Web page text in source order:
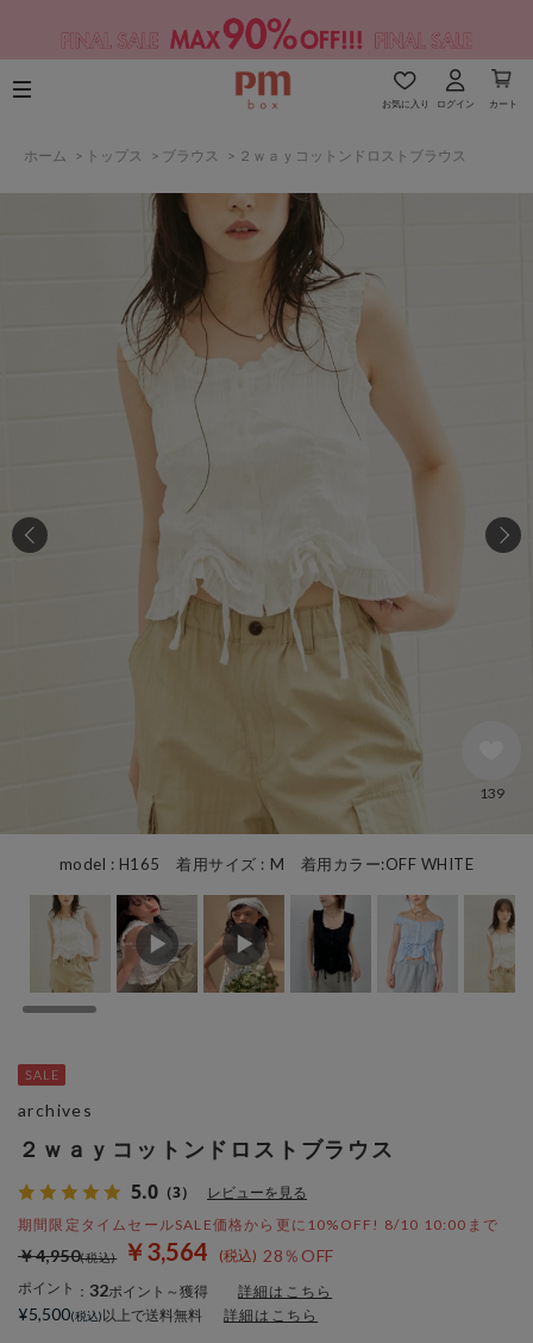
お気に入り ログイン カート
ホーム > トップス > ブラウス > ２ｗａｙコットンドロストブラウス
model : H165 着用サイズ : M 着用カラー:OFF WHITE
139
２ｗａｙコットンドロストブラウス
5.0 （3） レビューを見る
期間限定タイムセールSALE価格から更に10%OFF! 8/10 10:00まで
￥3,564 28％OFF
￥4,950
ポイント ： 32ポイント～獲得 詳細はこちら
archives
¥5,500 以上で送料無料 詳細はこちら